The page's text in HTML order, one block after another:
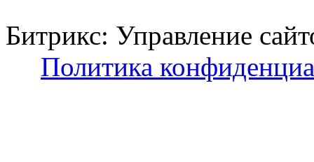
Битрикс: Управление
Политика